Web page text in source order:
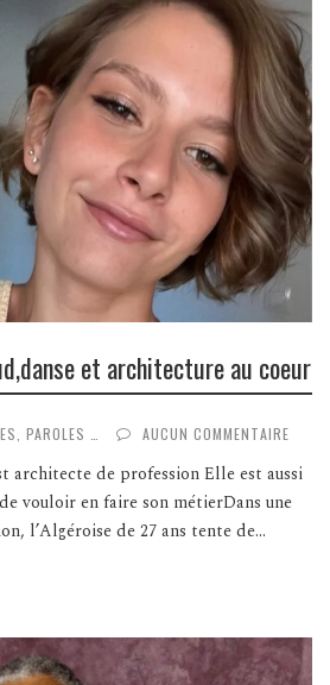
et architecture au coeur
PAROLES … AUCUN COMMENTAIRE
architecte de profession Elle est aussi
vouloir en faire son métierDans une
l’Algéroise de 27 ans tente de...